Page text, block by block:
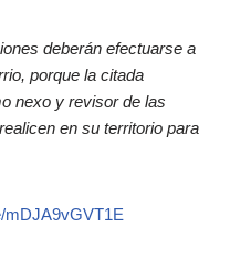
deberán efectuarse a
porque la citada
nexo y revisor de las
en su territorio para
mDJA9vGVT1E